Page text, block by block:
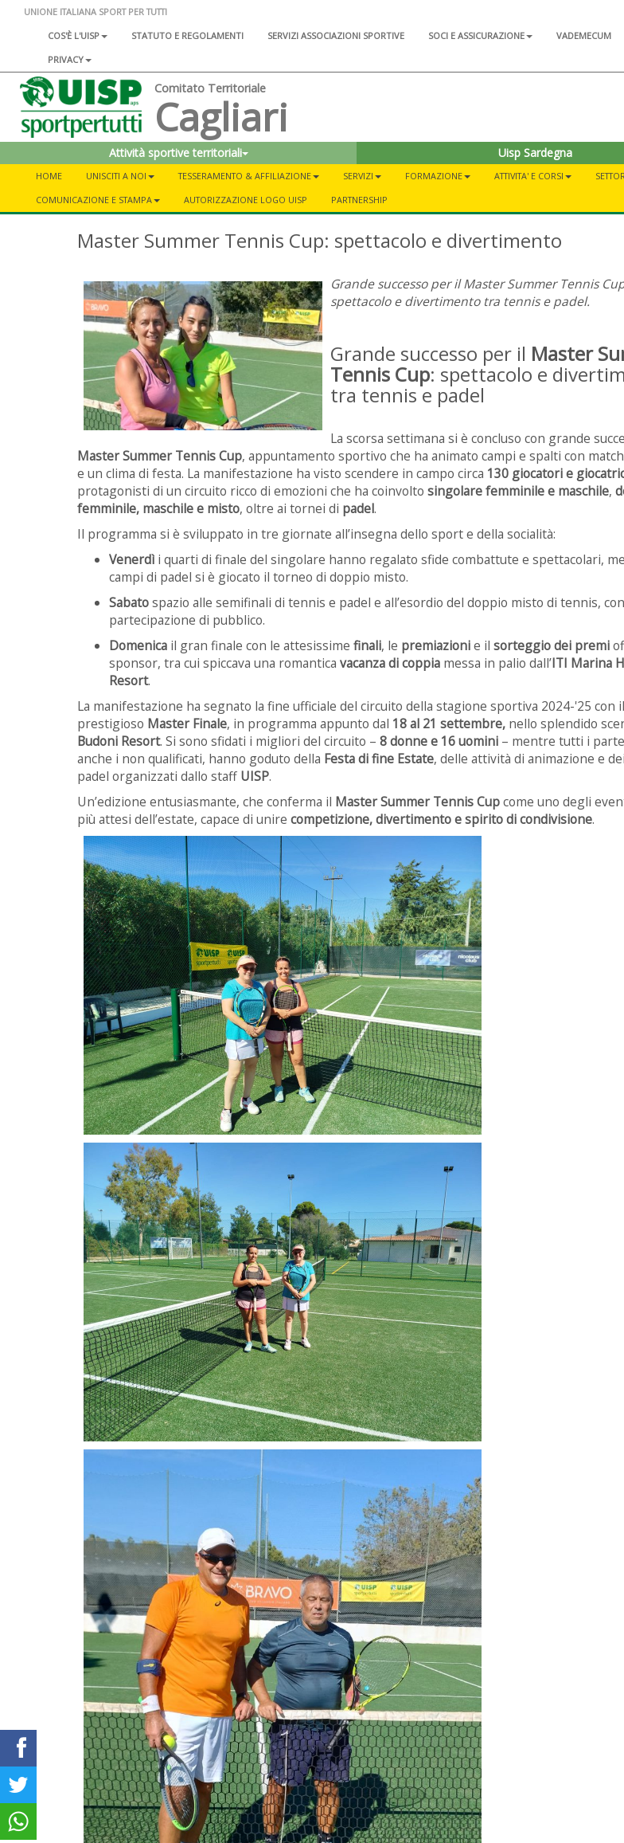
UNIONE ITALIANA SPORT PER TUTTI
COS'È L'UISP
STATUTO E REGOLAMENTI SERVIZI ASSOCIAZIONI SPORTIVE SOCI E ASSICURAZIONE VADEMECUM
PRIVACY
Comitato Territoriale
Cagliari
Attività sportive territoriali Uisp Sardegna
HOME UNISCITI A NOI TESSERAMENTO & AFFILIAZIONE SERVIZI FORMAZIONE ATTIVITA' E CORSI
COMUNICAZIONE E STAMPA
AUTORIZZAZIONE LOGO UISP PARTNERSHIP
Master Summer Tennis Cup: spettacolo e divertimento
Grande successo per il Master Summer Tennis
spettacolo e divertimento tra tennis e padel.
Grande successo per il Master
Tennis Cup: spettacolo e
tra tennis e padel
La scorsa settimana si è concluso con grande
Master Summer Tennis Cup, appuntamento sportivo che ha animato campi e spalti con
e un clima di festa. La manifestazione ha visto scendere in campo circa 130 giocatori e
protagonisti di un circuito ricco di emozioni che ha coinvolto singolare femminile e maschile,
femminile, maschile e misto, oltre ai tornei di padel.
Il programma si è sviluppato in tre giornate all’insegna dello sport e della socialità:
Venerdì i quarti di finale del singolare hanno regalato sfide combattute e spettacolari,
campi di padel si è giocato il torneo di doppio misto.
Sabatospazio alle semifinali di tennis e padel e all’esordio del doppio misto di tennis,
partecipazione di pubblico.
Domenica il gran finale con le attesissime finali, le premiazionie il sorteggio dei premi
sponsor, tra cui spiccava una romantica vacanza di coppia messa in palio dall’ITI Marina
Resort.
La manifestazione ha segnato la fine ufficiale del circuito della stagione sportiva 2024-'25 con il
prestigioso Master Finale, in programma appunto dal 18 al 21 settembre, nello splendido
Budoni Resort. Si sono sfidati i migliori del circuito – 8 donne e 16 uomini – mentre tutti i
anche i non qualificati, hanno goduto della Festa di fine Estate, delle attività di animazione e
padel organizzati dallo staff UISP.
Un’edizione entusiasmante, che conferma il Master Summer Tennis Cupcome uno degli
più attesi dell’estate, capace di unire competizione, divertimento e spirito di condivisione.